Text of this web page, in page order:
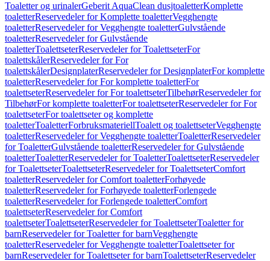
Toaletter og urinalerGeberit AquaClean dusjtoaletterKomplette
toaletterReservedeler for Komplette toaletterVegghengte
toaletterReservedeler for Vegghengte toaletterGulvstående
toaletterReservedeler for Gulvstående
toaletterToalettseterReservedeler for ToalettseterFor
toalettskålerReservedeler for For
toalettskålerDesignplaterReservedeler for DesignplaterFor komplette
toaletterReservedeler for For komplette toaletterFor
toalettseterReservedeler for For toalettseterTilbehørReservedeler for
TilbehørFor komplette toaletterFor toalettseterReservedeler for For
toalettseterFor toalettseter og komplette
toaletterToaletterForbruksmateriellToalett og toalettseterVegghengte
toaletterReservedeler for Vegghengte toaletterToaletterReservedeler
for ToaletterGulvstående toaletterReservedeler for Gulvstående
toaletterToaletterReservedeler for ToaletterToalettseterReservedeler
for ToalettseterToalettseterReservedeler for ToalettseterComfort
toaletterReservedeler for Comfort toaletterForhøyede
toaletterReservedeler for Forhøyede toaletterForlengede
toaletterReservedeler for Forlengede toaletterComfort
toalettseterReservedeler for Comfort
toalettseterToalettseterReservedeler for ToalettseterToaletter for
barnReservedeler for Toaletter for barnVegghengte
toaletterReservedeler for Vegghengte toaletterToalettseter for
barnReservedeler for Toalettseter for barnToalettseterReservedeler